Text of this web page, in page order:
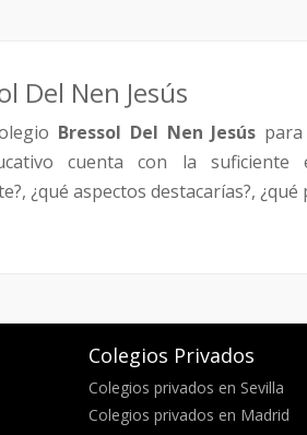
Del Nen Jesús
Bressol Del Nen Jesús
cuenta con la suficiente
¿qué aspectos destacarías?,
Colegios Privados
Colegios privados en Sevilla
Colegios privados en Madrid